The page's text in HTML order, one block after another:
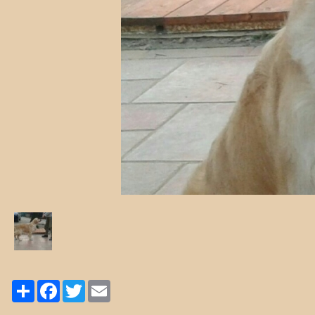
Share Facebook
Twitter